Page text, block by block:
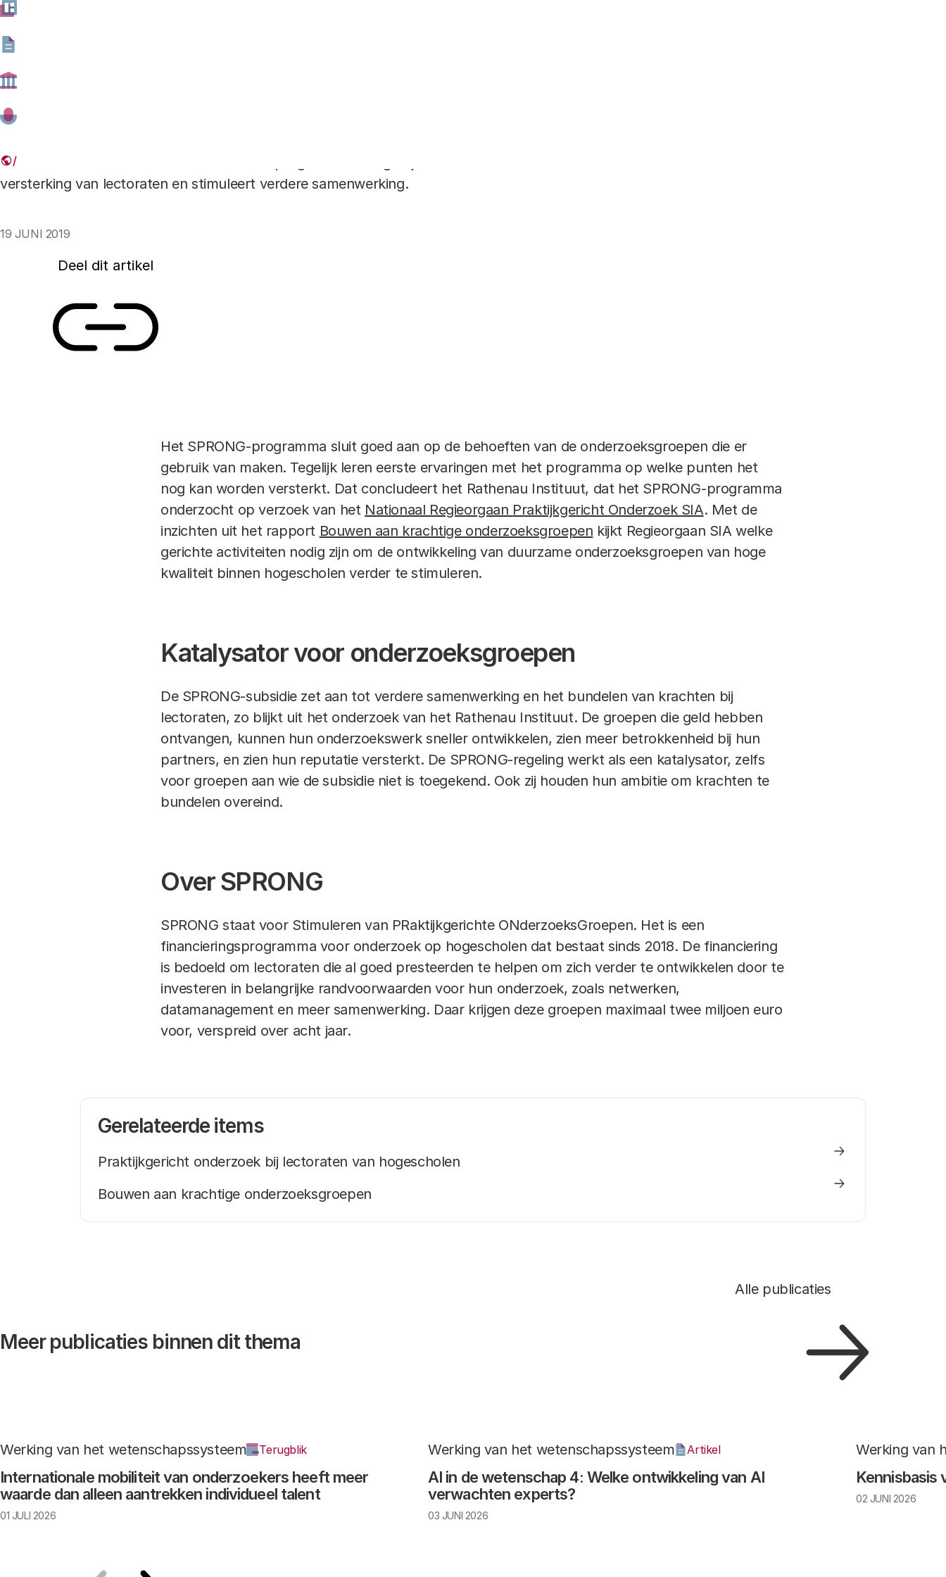
Praktijkgericht onderzoek van hogescholen is steeds belangrijker in het
Nederlandse kennislandschap. De groepen waarin het onderzoek
plaatsvindt - de lectoraten - breiden uit, werken steeds meer samen en
boren nieuwe geldbronnen aan. Daarbij maken ze gebruik van onder
SIA. Met SPRONG probeert Regieorgaan SIA het praktijkgericht
onderzoek van het Rathenau Instituut: het programma draagt bij aan de
versterking van lectoraten en stimuleert verdere samenwerking.
19 JUNI 2019
Deel dit artikel
Het SPRONG-programma sluit goed aan op de behoeften van de onderzoeksgroepen die er
gebruik van maken. Tegelijk leren eerste ervaringen met het programma op welke punten het
nog kan worden versterkt. Dat concludeert het Rathenau Instituut, dat het SPRONG-programma
onderzocht op verzoek van het Nationaal Regieorgaan Praktijkgericht Onderzoek SIA. Met de
inzichten uit het rapport Bouwen aan krachtige onderzoeksgroepen kijkt Regieorgaan SIA welke
gerichte activiteiten nodig zijn om de ontwikkeling van duurzame onderzoeksgroepen van hoge
kwaliteit binnen hogescholen verder te stimuleren.
Katalysator voor onderzoeksgroepen
De SPRONG-subsidie zet aan tot verdere samenwerking en het bundelen van krachten bij
lectoraten, zo blijkt uit het onderzoek van het Rathenau Instituut. De groepen die geld hebben
ontvangen, kunnen hun onderzoekswerk sneller ontwikkelen, zien meer betrokkenheid bij hun
partners, en zien hun reputatie versterkt. De SPRONG-regeling werkt als een katalysator, zelfs
voor groepen aan wie de subsidie niet is toegekend. Ook zij houden hun ambitie om krachten te
bundelen overeind.
Over SPRONG
SPRONG staat voor Stimuleren van PRaktijkgerichte ONderzoeksGroepen. Het is een
financieringsprogramma voor onderzoek op hogescholen dat bestaat sinds 2018. De financiering
is bedoeld om lectoraten die al goed presteerden te helpen om zich verder te ontwikkelen door te
investeren in belangrijke randvoorwaarden voor hun onderzoek, zoals netwerken,
datamanagement en meer samenwerking. Daar krijgen deze groepen maximaal twee miljoen euro
voor, verspreid over acht jaar.
Gerelateerde items
Praktijkgericht onderzoek bij lectoraten van hogescholen
Bouwen aan krachtige onderzoeksgroepen
Meer publicaties binnen dit thema
Alle publicaties
Internationale mobiliteit van onderzoekers heeft meer
waarde dan alleen aantrekken individueel talent
Werking van het wetenschapssysteem Terugblik
01 JULI 2026
AI in de wetenschap 4: Welke ontwikkeling van AI
verwachten experts?
Werking van het wetenschapssysteem Artikel
03 JUNI 2026
Kennisbasis
Werking van
02 JUNI 2026